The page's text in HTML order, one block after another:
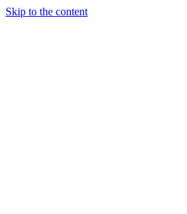
Skip to the content